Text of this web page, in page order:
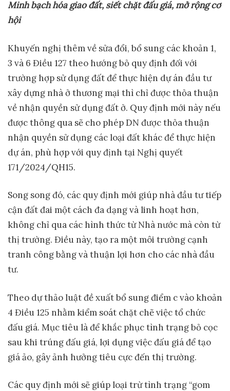
Minh bạch hóa giao đất, siết chặt đấu giá, mở rộng cơ
hội
Khuyến nghị thêm về sửa đổi, bổ sung các khoản 1,
3 và 6 Điều 127 theo hướng bỏ quy định đối với
trường hợp sử dụng đất để thực hiện dự án đầu tư
xây dựng nhà ở thương mại thì chỉ được thỏa thuận
về nhận quyền sử dụng đất ở. Quy định mới này nếu
được thông qua sẽ cho phép DN được thỏa thuận
nhận quyền sử dụng các loại đất khác để thực hiện
dự án, phù hợp với quy định tại Nghị quyết
171/2024/QH15.
Song song đó, các quy định mới giúp nhà đầu tư tiếp
cận đất đai một cách đa dạng và linh hoạt hơn,
không chỉ qua các hình thức từ Nhà nước mà còn từ
thị trường. Điều này, tạo ra một môi trường cạnh
tranh công bằng và thuận lợi hơn cho các nhà đầu
tư.
Theo dự thảo luật đề xuất bổ sung điểm c vào khoản
4 Điều 125 nhằm kiểm soát chặt chẽ việc tổ chức
đấu giá. Mục tiêu là để khắc phục tình trạng bỏ cọc
sau khi trúng đấu giá, lợi dụng việc đấu giá để tạo
giá ảo, gây ảnh hưởng tiêu cực đến thị trường.
Các quy định mới sẽ giúp loại trừ tình trạng “gom